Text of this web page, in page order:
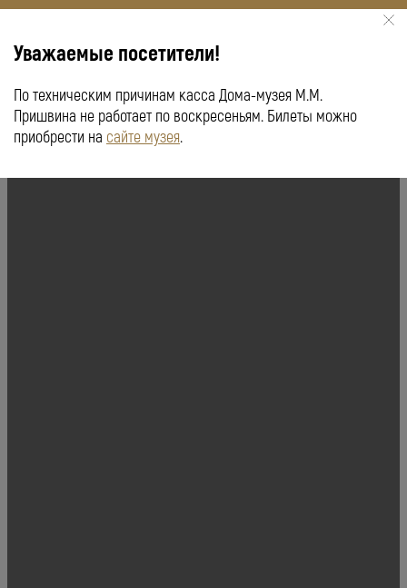
КУПИТЬ БИЛЕТ ПУШКИНСКАЯ КАРТА
Уважаемые посетители!
По техническим причинам касса Дома-музея М.М.
Пришвина не работает по воскресеньям. Билеты можно
приобрести на сайте музея.